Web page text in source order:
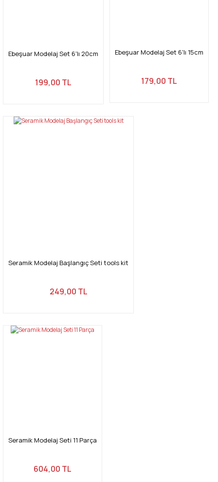
Ebeşuar Modelaj Set 6'lı 20cm
199,00 TL
Ebeşuar Modelaj Set 6'lı 15cm
179,00 TL
Seramik Modelaj Başlangıç Seti tools kit
249,00 TL
Seramik Modelaj Seti 11 Parça
604,00 TL